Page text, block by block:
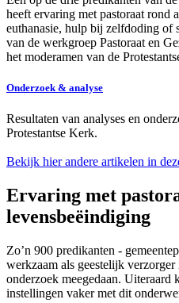
heeft ervaring met pastoraat rond
euthanasie, hulp bij zelfdoding
van de werkgroep Pastoraat en
het moderamen van de
Onderzoek & analyse
Resultaten van analyses en
Protestantse Kerk.
Bekijk hier andere artikelen in
Ervaring met
levensbeëindiging
Zo’n 900 predikanten -
werkzaam als geestelijk
onderzoek meegedaan. Uiteraard
instellingen vaker met dit